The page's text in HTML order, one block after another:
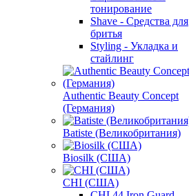
тонирование
Shave - Средства для
бритья
Styling - Укладка и
стайлинг
Authentic Beauty Concept
(Германия)
Batiste (Великобритания)
Biosilk (США)
CHI (США)